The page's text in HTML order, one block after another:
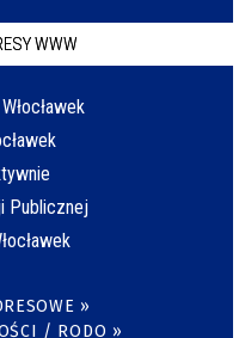
WWW
Publicznej
»
/ RODO »